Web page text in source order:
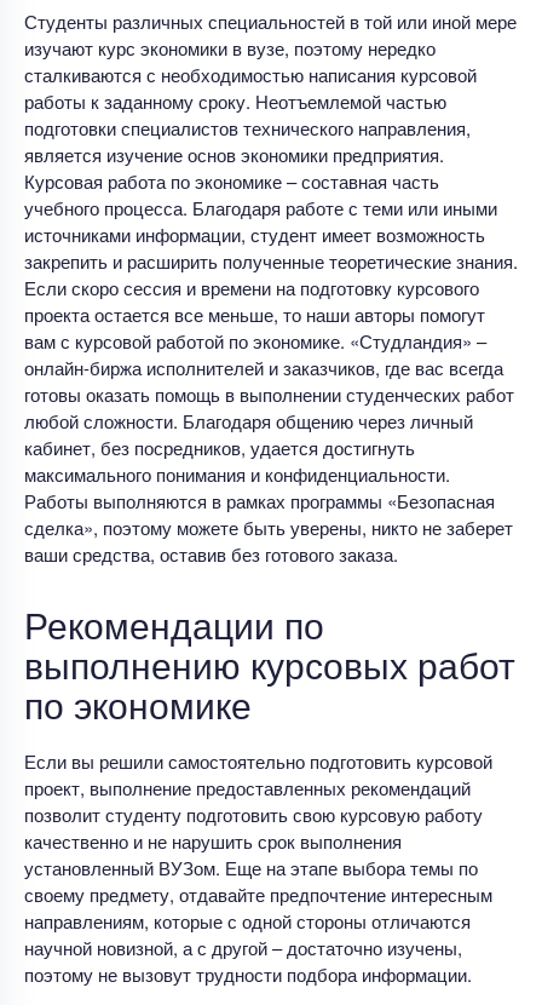
Студенты различных специальностей в той или иной мере
изучают курс экономики в вузе, поэтому нередко
сталкиваются с необходимостью написания курсовой
работы к заданному сроку. Неотъемлемой частью
подготовки специалистов технического направления,
является изучение основ экономики предприятия.
Курсовая работа по экономике – составная часть
учебного процесса. Благодаря работе с теми или иными
источниками информации, студент имеет возможность
закрепить и расширить полученные теоретические знания.
Если скоро сессия и времени на подготовку курсового
проекта остается все меньше, то наши авторы помогут
вам с курсовой работой по экономике. «Студландия» –
онлайн-биржа исполнителей и заказчиков, где вас всегда
готовы оказать помощь в выполнении студенческих работ
любой сложности. Благодаря общению через личный
кабинет, без посредников, удается достигнуть
максимального понимания и конфиденциальности.
Работы выполняются в рамках программы «Безопасная
сделка», поэтому можете быть уверены, никто не заберет
ваши средства, оставив без готового заказа.
Рекомендации по
выполнению курсовых работ
по экономике
Если вы решили самостоятельно подготовить курсовой
проект, выполнение предоставленных рекомендаций
позволит студенту подготовить свою курсовую работу
качественно и не нарушить срок выполнения
установленный ВУЗом. Еще на этапе выбора темы по
своему предмету, отдавайте предпочтение интересным
направлениям, которые с одной стороны отличаются
научной новизной, а с другой – достаточно изучены,
поэтому не вызовут трудности подбора информации.